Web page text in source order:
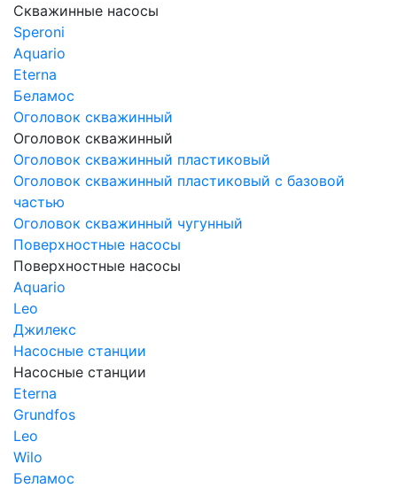
Скважинные насосы
Speroni
Aquario
Eterna
Беламос
Оголовок скважинный
Оголовок скважинный
Оголовок скважинный пластиковый
Оголовок скважинный пластиковый с базовой
частью
Оголовок скважинный чугунный
Поверхностные насосы
Поверхностные насосы
Aquario
Leo
Джилекс
Насосные станции
Насосные станции
Eterna
Grundfos
Leo
Wilo
Беламос